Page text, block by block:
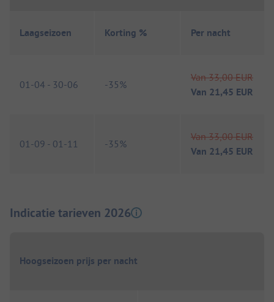
Laagseizoen Korting % Per nacht
01-04 - 30-06 -35%
Van 33,00 EUR
Van 21,45 EUR
01-09 - 01-11 -35%
Van 33,00 EUR
Van 21,45 EUR
Indicatie tarieven 2026
Hoogseizoen prijs per nacht